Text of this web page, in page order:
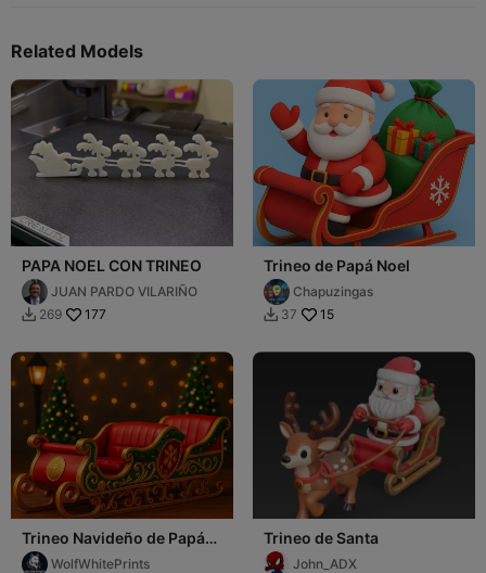
Related Models
PAPA NOEL CON TRINEO
JUAN PARDO VILARIÑO
 269 177
Trineo de Papá Noel
Chapuzingas
 37 15
Trineo Navideño de Papá
NoelWolfWhitePrints
Trineo de Santa
John_ADX